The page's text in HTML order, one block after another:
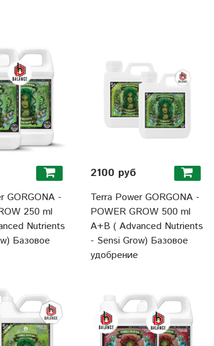
GORGONA -
250 ml
Nutrients
Базовое
2100 руб
Terra Power GORGONA -
POWER GROW 500 ml
A+B ( Advanced Nutrients
- Sensi Grow) Базовое
удобрение